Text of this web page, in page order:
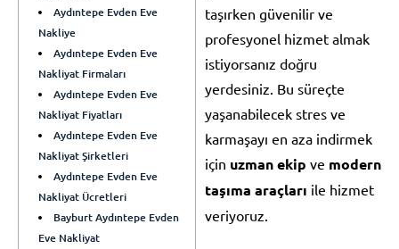
Aydıntepe Evden Eve
Nakliye
Aydıntepe Evden Eve
Nakliyat Firmaları
Aydıntepe Evden Eve
Nakliyat Fiyatları
Aydıntepe Evden Eve
Nakliyat Şirketleri
Aydıntepe Evden Eve
Nakliyat Ücretleri
Bayburt Aydıntepe Evden
Eve Nakliyat
taşırken güvenilir ve
profesyonel hizmet almak
istiyorsanız doğru
yerdesiniz. Bu süreçte
yaşanabilecek stres ve
karmaşayı en aza indirmek
için uzman ekip ve modern
taşıma araçları ile hizmet
veriyoruz.